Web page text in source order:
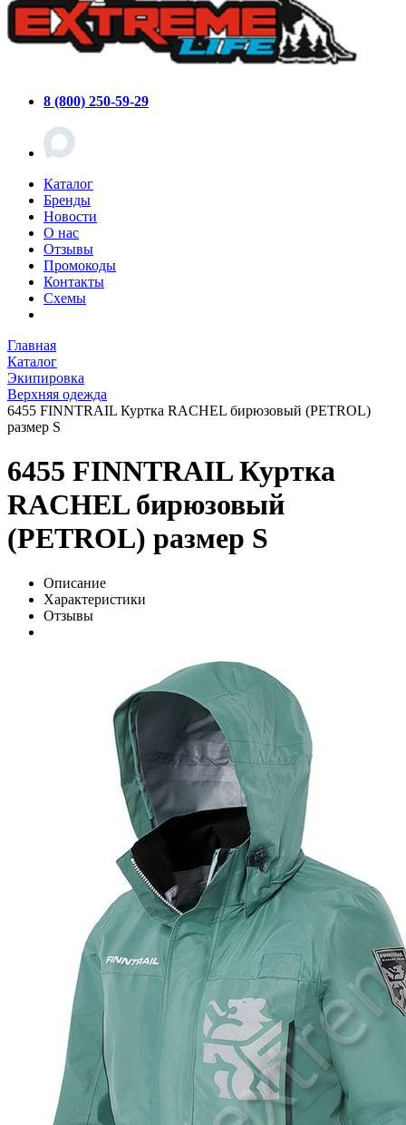
8 (800) 250-59-29
Каталог
Бренды
Новости
О нас
Отзывы
Промокоды
Контакты
Схемы
Главная
Каталог
Экипировка
Верхняя одежда
6455 FINNTRAIL Куртка RACHEL бирюзовый (PETROL)
размер S
6455 FINNTRAIL Куртка
RACHEL бирюзовый
(PETROL) размер S
Описание
Характеристики
Отзывы